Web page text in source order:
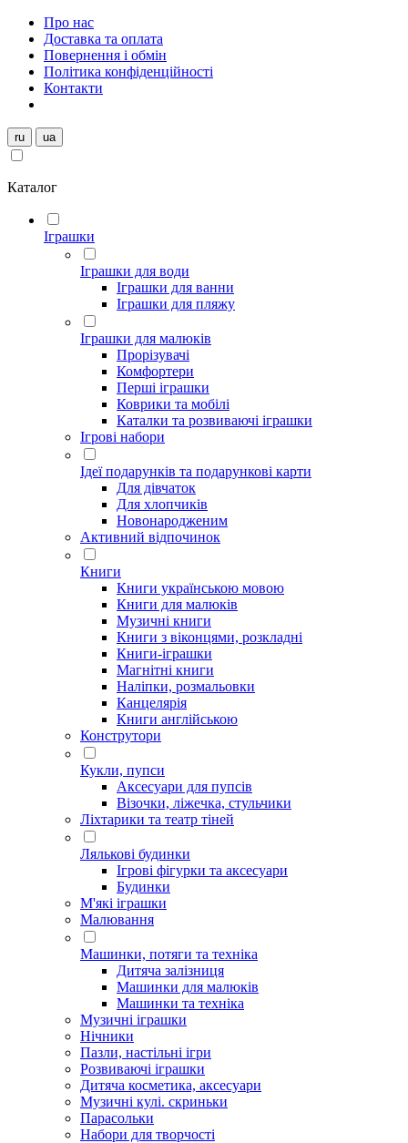
Про нас
Доставка та оплата
Повернення і обмін
Політика конфіденційності
Контакти
ru ua
Каталог
Іграшки
Іграшки для води
Іграшки для ванни
Іграшки для пляжу
Іграшки для малюків
Прорізувачі
Комфортери
Перші іграшки
Коврики та мобілі
Каталки та розвиваючі іграшки
Ігрові набори
Ідеї ​​подарунків та подарункові карти
Для дівчаток
Для хлопчиків
Новонародженим
Активний відпочинок
Книги
Книги українською мовою
Книги для малюків
Музичні книги
Книги з віконцями, розкладні
Книги-іграшки
Магнітні книги
Наліпки, розмальовки
Канцелярія
Книги англійською
Конструтори
Кукли, пупси
Аксесуари для пупсів
Візочки, ліжечка, стульчики
Ліхтарики та театр тіней
Лялькові будинки
Ігрові фігурки та аксесуари
Будинки
М'які іграшки
Малювання
Машинки, потяги та техніка
Дитяча залізниця
Машинки для малюків
Машинки та техніка
Музичні іграшки
Нічники
Пазли, настільні ігри
Розвиваючі іграшки
Дитяча косметика, аксесуари
Музичні кулі. скриньки
Парасольки
Набори для творчості